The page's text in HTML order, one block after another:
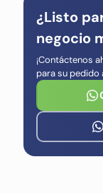
¿Listo
negocio
¡Contáctenos
para su pedido